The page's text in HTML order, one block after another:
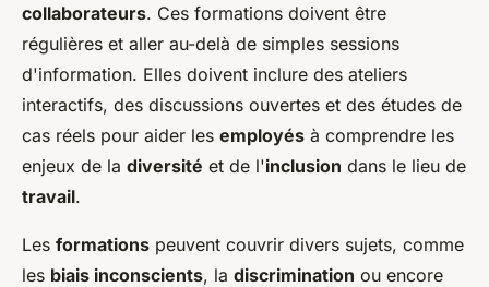
collaborateurs. Ces formations doivent être
régulières et aller au-delà de simples sessions
d'information. Elles doivent inclure des ateliers
interactifs, des discussions ouvertes et des études de
cas réels pour aider les employés à comprendre les
enjeux de la diversité et de l'inclusion dans le lieu de
travail.
Les formations peuvent couvrir divers sujets, comme
les biais inconscients, la discrimination ou encore